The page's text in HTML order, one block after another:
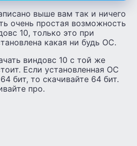
выше вам так и ничего
очень простая возможность
10, только это при
какая ни будь ОС.
виндовс 10 с той же
Если установленная ОС
бит, то скачивайте 64 бит.
про.